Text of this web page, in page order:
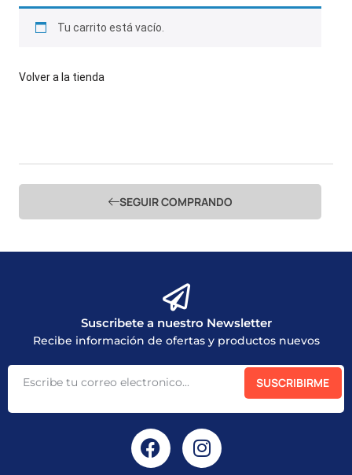
Tu carrito está vacío.
Volver a la tienda
SEGUIR COMPRANDO
Suscribete a nuestro Newsletter
Recibe información de ofertas y productos nuevos
SUSCRIBIRME